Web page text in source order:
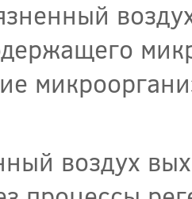
воздух